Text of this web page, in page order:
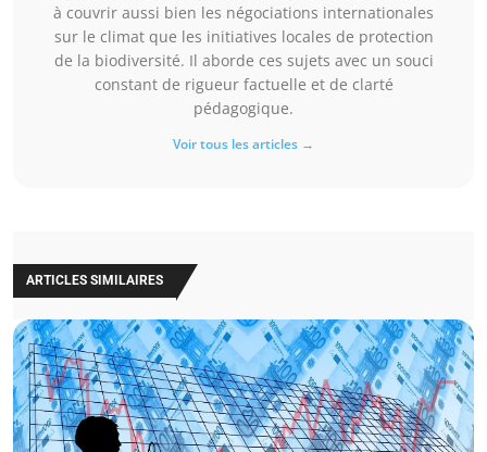
à couvrir aussi bien les négociations internationales
sur le climat que les initiatives locales de protection
de la biodiversité. Il aborde ces sujets avec un souci
constant de rigueur factuelle et de clarté
pédagogique.
Voir tous les articles →
ARTICLES SIMILAIRES